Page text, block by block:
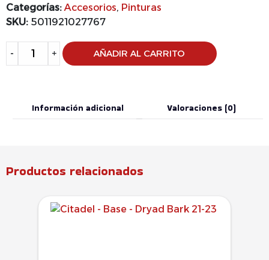
Categorías: Accesorios, Pinturas
SKU: 5011921027767
- + AÑADIR AL CARRITO
Alternative:
Información adicional Valoraciones (0)
Productos relacionados